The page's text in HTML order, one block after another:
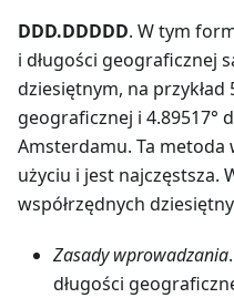
DDD.DDDDD. W tym
i długości geograficznej
dziesiętnym, na przykład
geograficznej i 4.89517°
Amsterdamu. Ta metoda
użyciu i jest najczęstsza.
współrzędnych
Zasady wprowadzania
długości